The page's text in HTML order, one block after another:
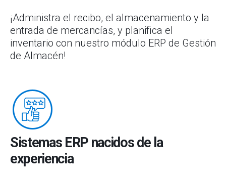
¡Administra el recibo, el almacenamiento y la
entrada de mercancías, y planifica el
inventario con nuestro módulo ERP de Gestión
de Almacén!
Sistemas ERP nacidos de la
experiencia